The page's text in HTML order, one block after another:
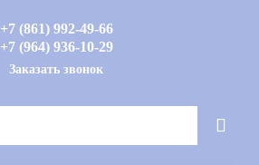
+7 (861) 992-49-66
+7 (964) 936-10-29
Заказать звонок